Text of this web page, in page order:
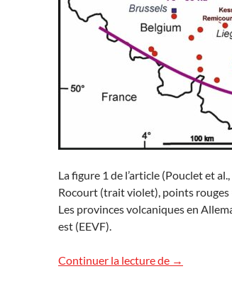
La figure 1 de l’article (Pouclet et
Rocourt (trait violet), points rouges
Les provinces volcaniques en
est (EEVF).
Continuer la lecture de Le tephra
→